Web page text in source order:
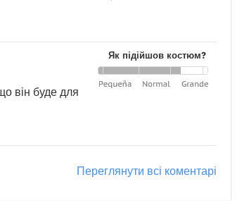
Як підійшов костюм?
він буде для
Переглянути всі коментарі